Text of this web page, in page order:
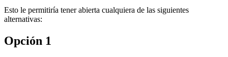
Esto le permitiría tener abierta cualquiera de las siguientes
alternativas:
Opción 1